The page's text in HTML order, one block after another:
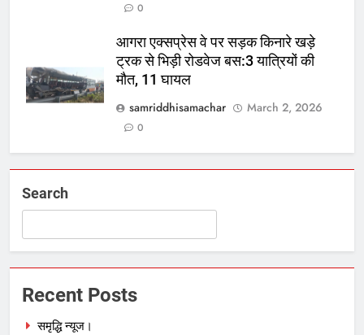
0
आगरा एक्सप्रेस वे पर सड़क किनारे खड़े
ट्रक से भिड़ी रोडवेज बस:3 यात्रियों की
मौत, 11 घायल
samriddhisamachar
March 2, 2026
0
Search
Recent Posts
समृद्धि न्यूज।